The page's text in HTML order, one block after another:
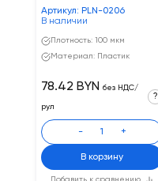
Артикул: PLN-0206
В наличии
Плотность: 100 мкм
Материал: Пластик
Добавить к сравнению
78.42 BYN без НДС/
рул
?
- +
В корзину